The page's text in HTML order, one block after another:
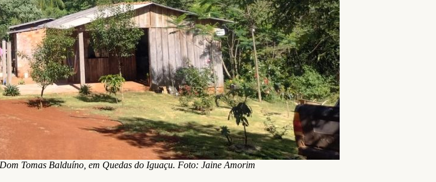
Tomas Balduíno, em Quedas do Iguaçu. Foto: Jaine Amorim